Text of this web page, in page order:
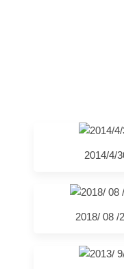
2014/4/
2018/ 08 /